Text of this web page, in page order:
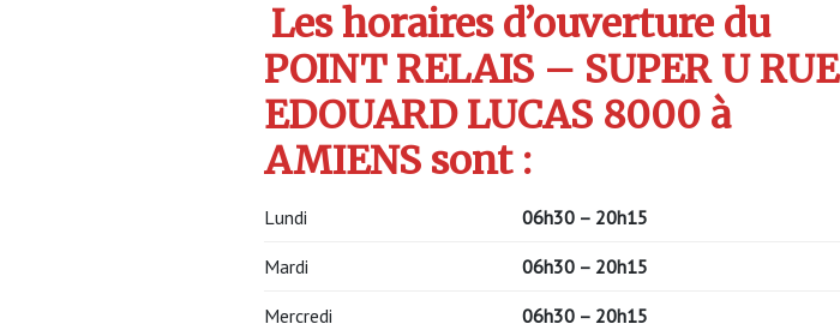
Les horaires d’ouverture du
POINT RELAIS – SUPER U RUE
EDOUARD LUCAS 8000 à
AMIENS sont :
Lundi 06h30 – 20h15
Mardi 06h30 – 20h15
Mercredi 06h30 – 20h15